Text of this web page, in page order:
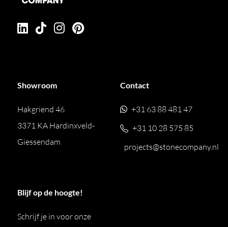
Showroom
Hakgriend 46
3371 KA Hardinxveld-
Giessendam
Contact
+31 63 88 481 47
+31 10 28 575 85
projects@stonecompany.nl
Blijf op de hoogte!
Schrijf je in voor onze